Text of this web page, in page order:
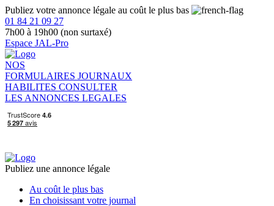
Publiez votre annonce légale au coût le plus bas
01 84 21 09 27
7h00 à 19h00 (non surtaxé)
Espace JAL-Pro
NOS
FORMULAIRES JOURNAUX
HABILITES CONSULTER
LES ANNONCES LEGALES
Publiez une annonce légale
Au coût le plus bas
En choisissant votre journal